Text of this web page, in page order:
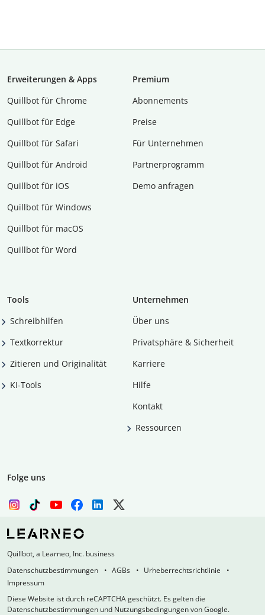
Erweiterungen & Apps
Quillbot für Chrome
Quillbot für Edge
Quillbot für Safari
Quillbot für Android
Quillbot für iOS
Quillbot für Windows
Quillbot für macOS
Quillbot für Word
Premium
Abon­ne­ments
Preise
Für Unternehmen
Partnerprogramm
Demo anfragen
Tools
Schreibhilfen
Textkorrektur
Zitieren und Originalität
KI-Tools
Unternehmen
Über uns
Privatsphäre & Sicherheit
Karriere
Hilfe
Kontakt
Ressourcen
Folge uns
Quillbot, a Learneo, Inc. business
Datenschutzbestimmungen
AGBs
Urheberrechtsrichtlinie
Impressum
Diese Website ist durch reCAPTCHA geschützt. Es gelten die
Datenschutzbestimmungen und Nutzungsbedingungen von Google.